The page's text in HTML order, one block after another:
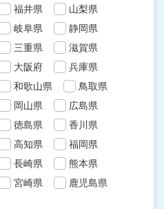
福井県
山梨県
岐阜県
静岡県
三重県
滋賀県
大阪府
兵庫県
和歌山県
鳥取県
岡山県
広島県
徳島県
香川県
高知県
福岡県
長崎県
熊本県
宮崎県
鹿児島県